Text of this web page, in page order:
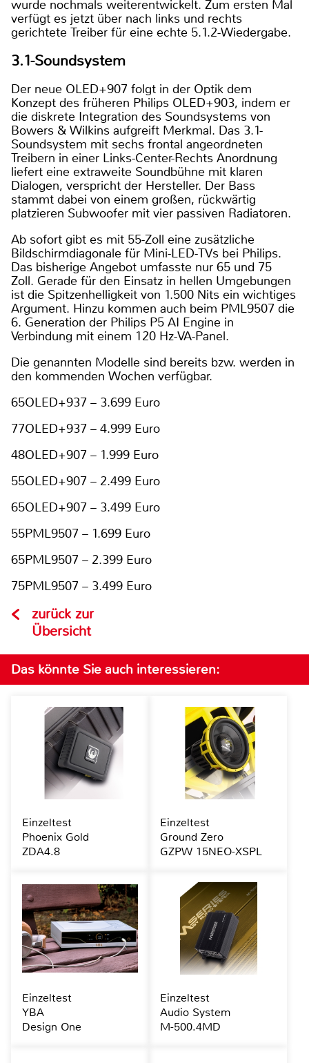
wurde nochmals weiterentwickelt. Zum ersten Mal
verfügt es jetzt über nach links und rechts
gerichtete Treiber für eine echte 5.1.2-Wiedergabe.
3.1-Soundsystem
Der neue OLED+907 folgt in der Optik dem
Konzept des früheren Philips OLED+903, indem er
die diskrete Integration des Soundsystems von
Bowers & Wilkins aufgreift Merkmal. Das 3.1-
Soundsystem mit sechs frontal angeordneten
Treibern in einer Links-Center-Rechts Anordnung
liefert eine extraweite Soundbühne mit klaren
Dialogen, verspricht der Hersteller. Der Bass
stammt dabei von einem großen, rückwärtig
platzieren Subwoofer mit vier passiven Radiatoren.
Ab sofort gibt es mit 55-Zoll eine zusätzliche
Bildschirmdiagonale für Mini-LED-TVs bei Philips.
Das bisherige Angebot umfasste nur 65 und 75
Zoll. Gerade für den Einsatz in hellen Umgebungen
ist die Spitzenhelligkeit von 1.500 Nits ein wichtiges
Argument. Hinzu kommen auch beim PML9507 die
6. Generation der Philips P5 AI Engine in
Verbindung mit einem 120 Hz-VA-Panel.
Die genannten Modelle sind bereits bzw. werden in
den kommenden Wochen verfügbar.
65OLED+937 – 3.699 Euro
77OLED+937 – 4.999 Euro
48OLED+907 – 1.999 Euro
55OLED+907 – 2.499 Euro
65OLED+907 – 3.499 Euro
55PML9507 – 1.699 Euro
65PML9507 – 2.399 Euro
75PML9507 – 3.499 Euro
zurück zur
Übersicht
Das könnte Sie auch interessieren:
Einzeltest
Phoenix Gold
ZDA4.8
Einzeltest
Ground Zero
GZPW 15NEO-XSPL
Einzeltest
YBA
Design One
Einzeltest
Audio System
M-500.4MD